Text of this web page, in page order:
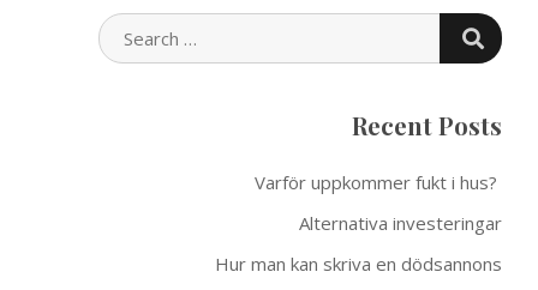
SEARCH
FOR:
Recent Posts
Varför uppkommer fukt i hus?
Alternativa investeringar
Hur man kan skriva en dödsannons